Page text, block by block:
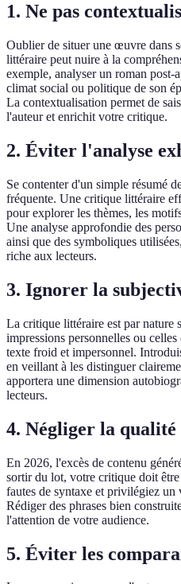
1. Ne pas
Oublier de situer une œuvre dans
littéraire peut nuire à la
exemple, analyser un roman post-
climat social ou politique de son
La contextualisation permet de
l'auteur et enrichit votre critique.
2. Éviter l'analyse
Se contenter d'un simple résumé
fréquente. Une critique littéraire
pour explorer les thèmes, les
Une analyse approfondie des
ainsi que des symboliques
riche aux lecteurs.
3. Ignorer la
La critique littéraire est par nature
impressions personnelles ou
texte froid et impersonnel.
en veillant à les distinguer
apportera une dimension
lecteurs.
4. Négliger la
En 2026, l'excès de contenu
sortir du lot, votre critique doit
fautes de syntaxe et privilégiez un
Rédiger des phrases bien
l'attention de votre audience.
5. Éviter les